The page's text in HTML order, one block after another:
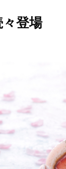
登場